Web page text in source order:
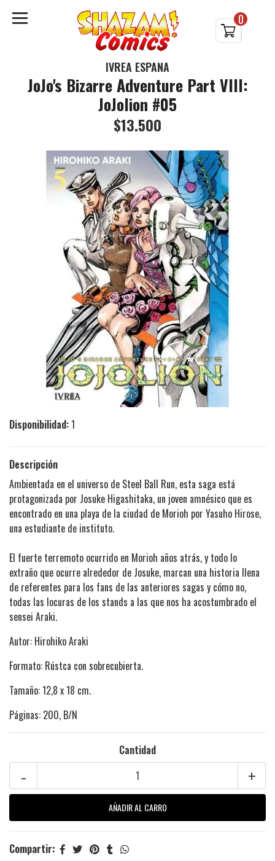
0
IVREA ESPAÑA
JoJo's Bizarre Adventure Part VIII:
JoJolion #05
$13.500
Disponibilidad:1
Descripción
Ambientada en el universo de Steel Ball Run, esta saga está
protagonizada por Josuke Higashitaka, un joven amnésico que es
encontrado en una playa de la ciudad de Morioh por Yasuho Hirose,
una estudiante de instituto.
El fuerte terremoto ocurrido en Morioh años atrás, y todo lo
extraño que ocurre alrededor de Josuke, marcan una historia llena
de referentes para los fans de las anteriores sagas y cómo no,
todas las locuras de los stands a las que nos ha acostumbrado el
sensei Araki.
Autor: Hirohiko Araki
Formato: Rústca con sobrecubierta.
Tamaño: 12,8 x 18 cm.
Páginas: 200, B/N
Cantidad
+
-
Compartir: